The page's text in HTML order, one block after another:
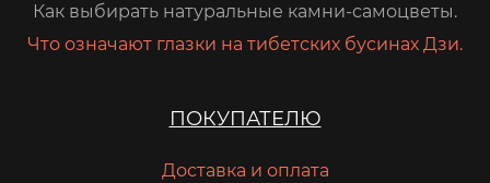
Как выбирать натуральные камни-самоцветы.
Что означают глазки на тибетских бусинах Дзи.
ПОКУПАТЕЛЮ
Доставка и оплата